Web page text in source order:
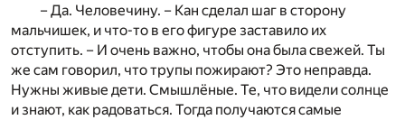
– Да. Человечину. – Кан сделал шаг в сторону
мальчишек, и что-то в его фигуре заставило их
отступить. – И очень важно, чтобы она была свежей. Ты
же сам говорил, что трупы пожирают? Это неправда.
Нужны живые дети. Смышлёные. Те, что видели солнце
и знают, как радоваться. Тогда получаются самые